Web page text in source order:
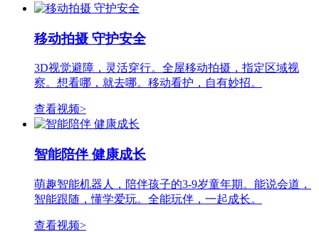
移动拍摄 守护安全
3D视觉避障，灵活穿行。全屋移动拍摄，指定区域视
察。想看哪，就去哪。移动看护，自有妙招。
查看视频>
智能陪伴 健康成长
萌趣智能机器人，陪伴孩子的3-9岁童年期。能说会道，
智能跟随，懂学爱玩。全能玩伴，一起成长。
查看视频>